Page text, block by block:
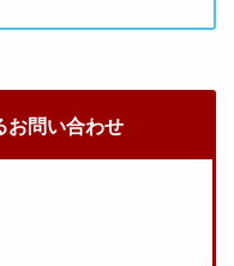
お問い合わせ